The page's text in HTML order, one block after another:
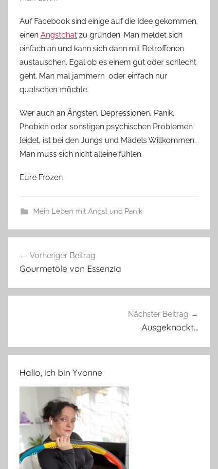
Auf Facebook sind einige auf die Idee gekommen,
einen Angstchat zu gründen. Man meldet sich
einfach an und kann sich dann mit Betroffenen
austauschen. Egal ob es einem gut oder schlecht
geht. Man mal jammern oder einfach nur
quatschen möchte.
Wer auch an Ängsten, Depressionen, Panik,
Phobien oder sonstigen psychischen Problemen
leidet, ist bei den Jungs und Mädels Willkommen.
Man muss sich nicht alleine fühlen.
Eure Frozen
Mein Leben mit Angst und Panik
Vorheriger Beitrag
Gourmetöle von Essenzia
Nächster Beitrag
Ausgeknockt…
Hallo, ich bin Yvonne